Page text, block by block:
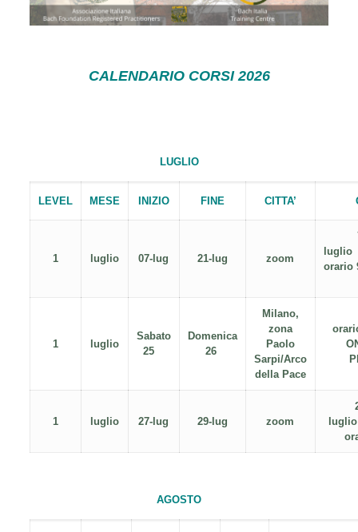
CALENDARIO CORSI 2026
LUGLIO
LEVEL MESE INIZIO FINE CITTA’
1 luglio 07-lug 21-lug zoom
orario
1 luglio
Sabato
25
Domenica
26
Milano,
zona
Paolo
Sarpi/Arco
della Pace
1 luglio 27-lug 29-lug zoom
AGOSTO